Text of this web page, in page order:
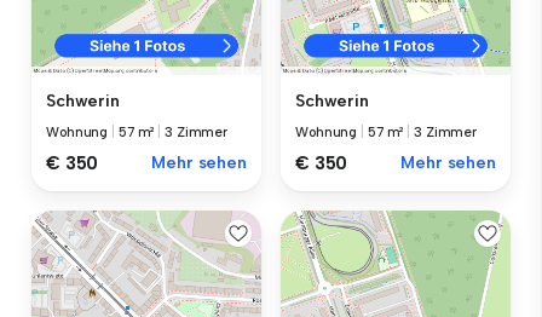
Schwerin
Wohnung 57 m² |3 Zimmer
€ 350 Mehr sehen
Schwerin
Wohnung 57 m² |3 Zimmer
€ 350 Mehr sehen